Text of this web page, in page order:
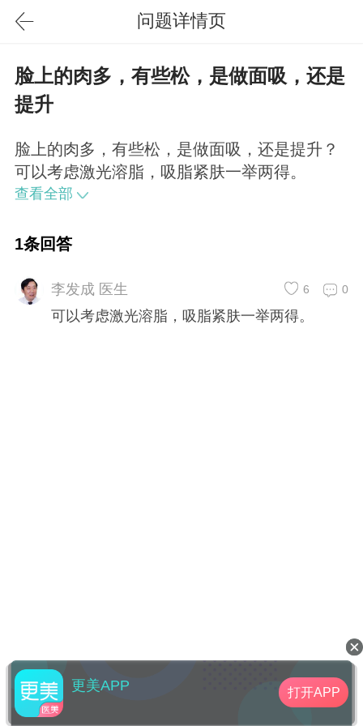
问题详情页
脸上的肉多，有些松，是做面吸，还是
提升
脸上的肉多，有些松，是做面吸，还是提升？
可以考虑激光溶脂，吸脂紧肤一举两得。
查看全部
1条回答
李发成 医生 0
6
可以考虑激光溶脂，吸脂紧肤一举两得。
更美APP 打开APP